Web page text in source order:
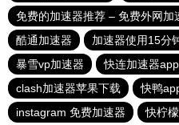
免费的加速器推荐 – 免费外网加
酷通加速器
加速器使用15分
暴雪vp加速器
快连加速器app
clash加速器苹果下载
快鸭
instagram 免费加速器
快柠